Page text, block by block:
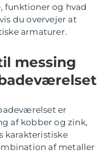
funktioner og hvad
du overvejer at
armaturer.
messing
er
af kobber og zink,
karakteristiske
af metaller